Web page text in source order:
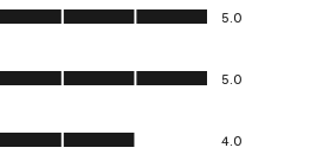
of 5
5.0
of 5
5.0
out of 5
4.0